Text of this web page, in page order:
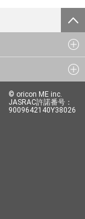
© oricon ME inc.
JASRAC許諾番号：
9009642140Y38026